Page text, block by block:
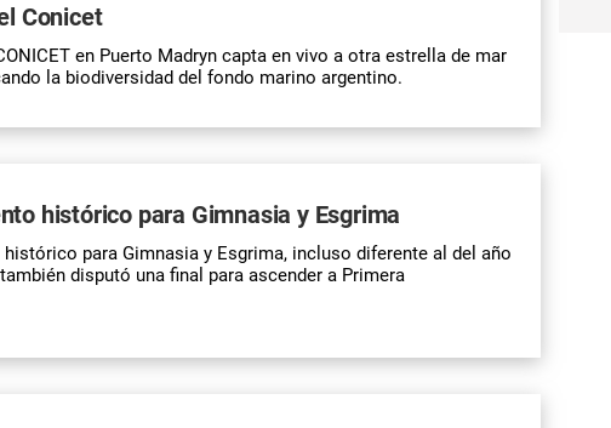
Conicet
en Puerto Madryn capta en vivo a otra estrella de mar
la biodiversidad del fondo marino argentino.
histórico para Gimnasia y Esgrima
para Gimnasia y Esgrima, incluso diferente al del año
disputó una final para ascender a Primera